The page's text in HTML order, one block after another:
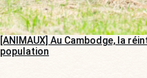
[ANIMAUX] Au Cambodge, la
population